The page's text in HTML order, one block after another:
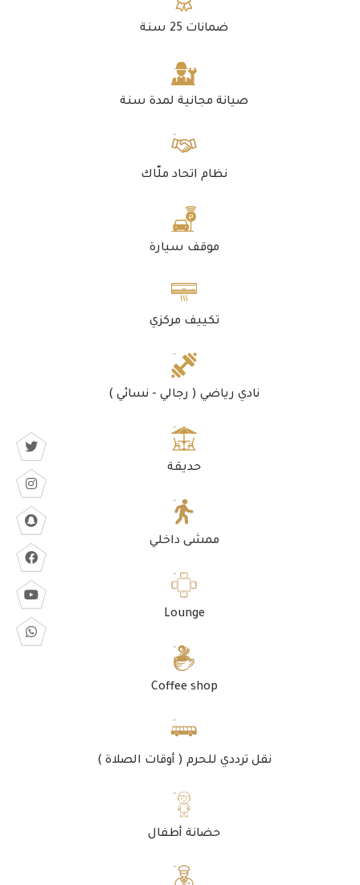
ضمانات 25 سنة
صيانة مجانية لمدة سنة
نظام اتحاد ملّاك
موقف سيارة
تكييف مركزي
نادي رياضي ( رجالي - نسائي )
حديقة
ممشى داخلي
Lounge
Coffee shop
نقل ترددي للحرم ( أوقات الصلاة )
حضانة أطفال